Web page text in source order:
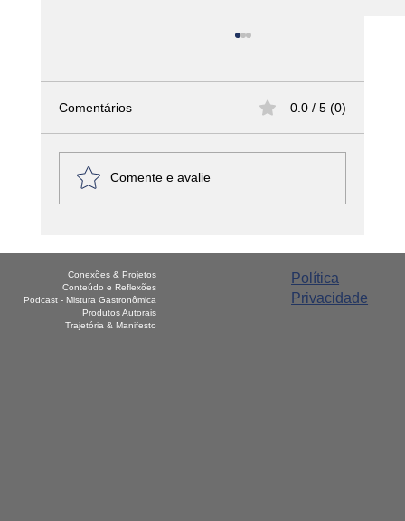
América Latina - Haiti – Griot
Comentários 0.0 / 5 (0)
Comente e avalie
Política
Privacidade
Conexões & Projetos
Conteúdo e Reflexões
Podcast - Mistura Gastronômica
Produtos Autorais
Trajetória & Manifesto